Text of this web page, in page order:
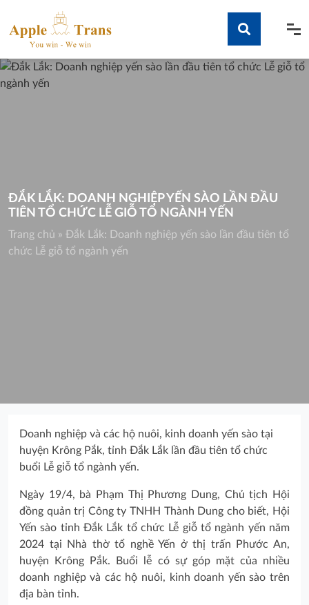
content
Tìm kiếm
ĐẮK LẮK: DOANH NGHIỆP YẾN SÀO LẦN ĐẦU
TIÊN TỔ CHỨC LỄ GIỖ TỔ NGÀNH YẾN
Trang chủ » Đắk Lắk: Doanh nghiệp yến sào lần đầu tiên tổ
chức Lễ giỗ tổ ngành yến
Doanh nghiệp và các hộ nuôi, kinh doanh yến sào tại
huyện Krông Pắk, tỉnh Đắk Lắk lần đầu tiên tổ chức
buổi Lễ giỗ tổ ngành yến.
Ngày 19/4, bà Phạm Thị Phương Dung, Chủ tịch Hội
đồng quản trị Công ty TNHH Thành Dung cho biết, Hội
Yến sào tỉnh Đắk Lắk tổ chức Lễ giỗ tổ ngành yến năm
2024 tại Nhà thờ tổ nghề Yến ở thị trấn Phước An,
huyện Krông Pắk. Buổi lễ có sự góp mặt của nhiều
doanh nghiệp và các hộ nuôi, kinh doanh yến sào trên
địa bàn tỉnh.